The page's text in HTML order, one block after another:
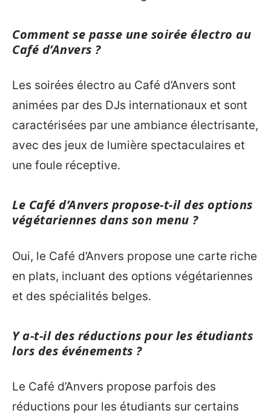
Comment se passe une soirée électro au
Café d’Anvers ?
Les soirées électro au Café d’Anvers sont
animées par des DJs internationaux et sont
caractérisées par une ambiance électrisante,
avec des jeux de lumière spectaculaires et
une foule réceptive.
Le Café d’Anvers propose-t-il des options
végétariennes dans son menu ?
Oui, le Café d’Anvers propose une carte riche
en plats, incluant des options végétariennes
et des spécialités belges.
Y a-t-il des réductions pour les étudiants
lors des événements ?
Le Café d’Anvers propose parfois des
réductions pour les étudiants sur certains